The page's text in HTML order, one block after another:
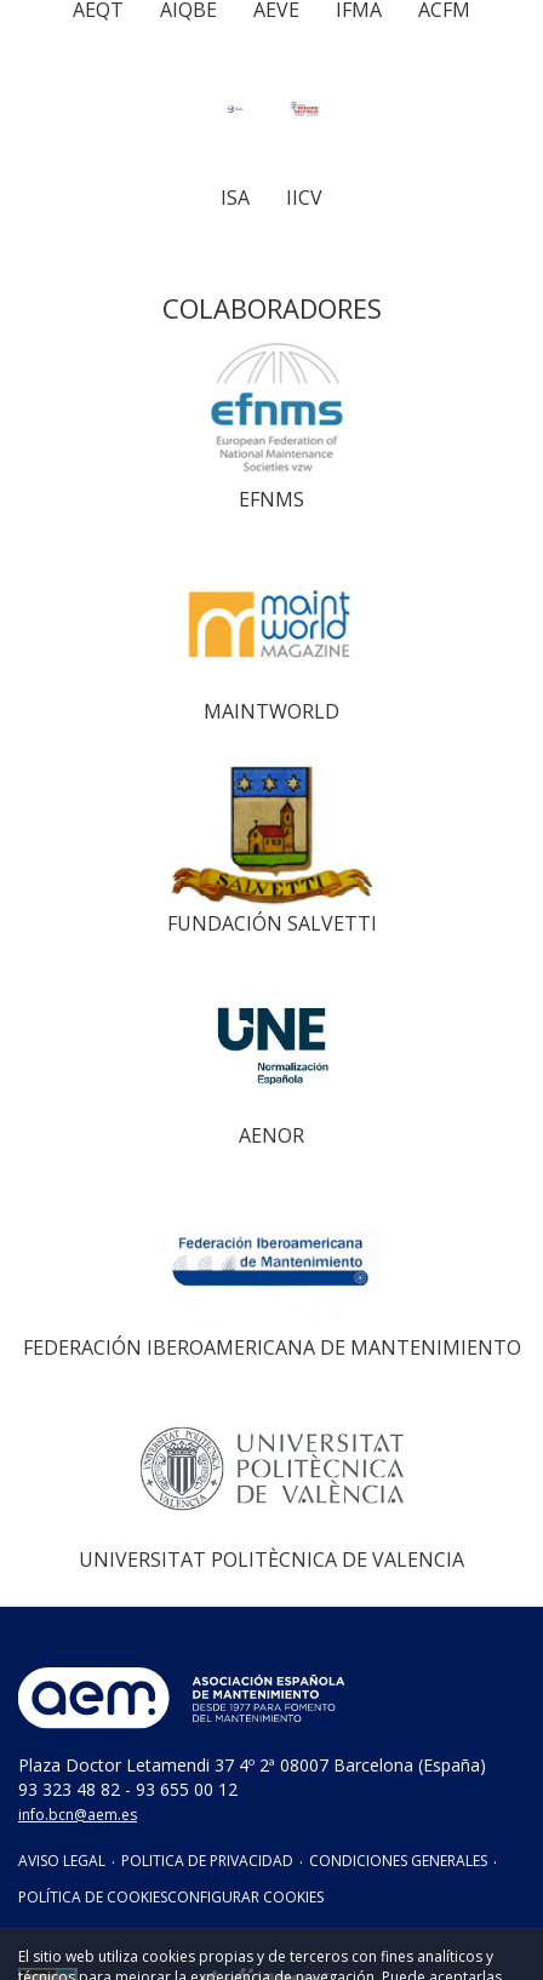
AEQT AIQBE AEVE IFMA ACFM
ISA IICV
COLABORADORES
EFNMS
MAINTWORLD
FUNDACIÓN SALVETTI
AENOR
FEDERACIÓN IBEROAMERICANA DE MANTENIMIENTO
UNIVERSITAT POLITÈCNICA DE VALENCIA
Plaza Doctor Letamendi 37 4º 2ª 08007 Barcelona (España)
93 323 48 82 - 93 655 00 12
info.bcn@aem.es
AVISO LEGAL · POLITICA DE PRIVACIDAD · CONDICIONES GENERALES ·
POLÍTICA DE COOKIESCONFIGURAR COOKIES
El sitio web utiliza cookies propias y de terceros con fines analíticos y